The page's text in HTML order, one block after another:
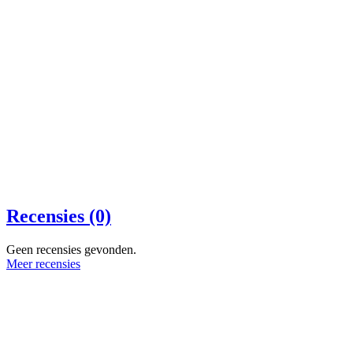
Recensies (0)
Geen recensies gevonden.
Meer recensies